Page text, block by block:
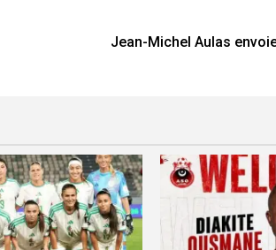
Jean-Michel Aulas